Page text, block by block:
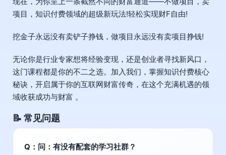
项目，知识付费领域的超级新玩法!轻松实现财F自由!
挖金子永远没有卖铲子挣钱，做项目永远没有卖项目挣钱!
无论你是行业专家想将经验变现，还是创业者寻找新风口，
这门课程都是你的不二之选。加入我们，掌握知识付费核心
秘诀，开启属于你的互联网财富传奇，在这个充满机遇的领
域收获成功与财富 。
📝 常见问题
Q：问：有没有配套的学习社群？